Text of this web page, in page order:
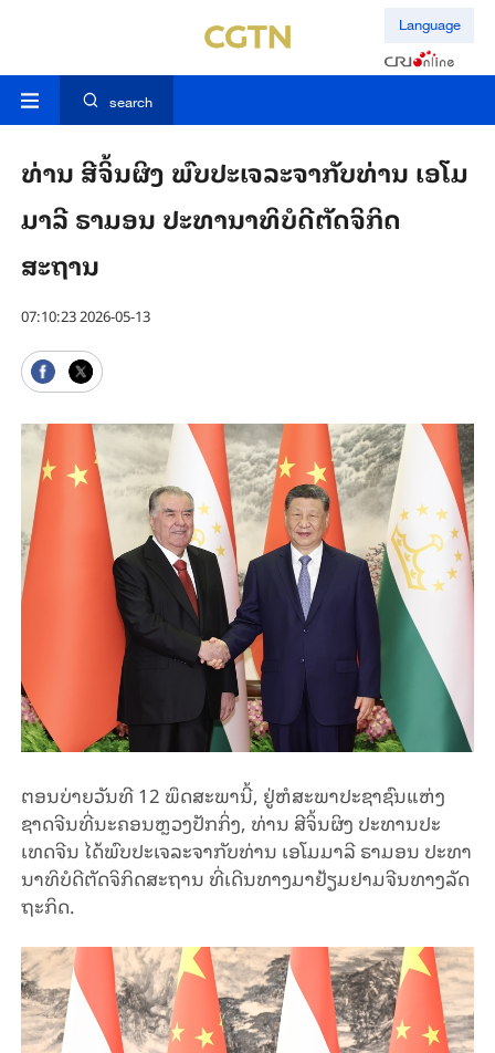
Language
search
ທ່ານ ສີ​ຈິ້ນ​ຜິງ ພົບ​ປະ​ເຈ​ລະ​ຈາ​ກັບ​ທ່ານ ເອ​ໂມ​
ມາ​ລີ ຣາ​ມອນ ປະ​ທາ​ນາ​ທິ​ບໍ​ດີຕັດຈິ​ກິດ​
ສະຖານ​
07:10:23 2026-05-13
ຕອນ​ບ່າຍ​ວັນ​ທີ 12 ພຶດ​ສະ​ພາ​ນີ້, ຢູ່​ຫໍ​ສະ​ພາ​ປະ​ຊາ​ຊົນ​ແຫ່ງ​
ຊາດ​ຈີນ​ທີ່ນ​ະ​ຄອນ​ຫຼວ​ງ​ປັກກິ່ງ, ທ່ານ ສີ​ຈິ້ນ​ຜິງ ປະ​ທານ​ປະ​
ເທດ​ຈີນ ໄດ້​ພົບ​ປະ​ເຈ​ລະ​ຈາ​ກັບ​ທ່ານ ເອ​ໂມ​ມາ​ລີ ຣາ​ມອນ ປະ​ທາ​
ນາ​ທິ​ບໍ​ດີຕັດຈິ​ກິດ​ສະຖານ​ ທີ່​ເດີນ​ທາງ​ມາ​ຢ້ຽມ​ຢາມ​ຈີນ​ທາງ​ລັດ​
ຖະ​ກິດ.